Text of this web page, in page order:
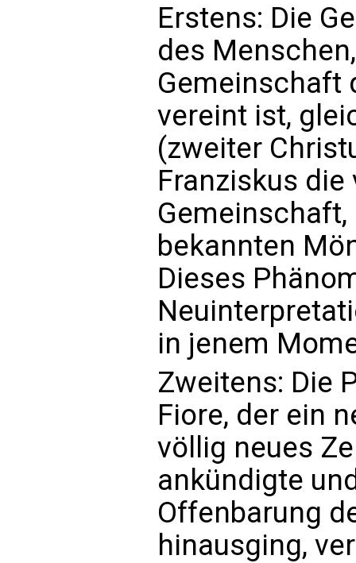
Erstens: Die
des
Gemeinschaft
vereint ist,
(zweiter
Franziskus
bekannten
Dieses
in jenem
Zweitens: Die
Fiore, der ein
völlig neues
ankündigte
Offenbarung
hinausging,